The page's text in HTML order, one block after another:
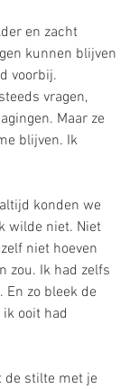
en zacht
kunnen blijven
voorbij.
vragen,
Maar ze
blijven. Ik
konden we
wilde niet. Niet
niet hoeven
zou. Ik had zelfs
En zo bleek de
ooit had
de stilte met je